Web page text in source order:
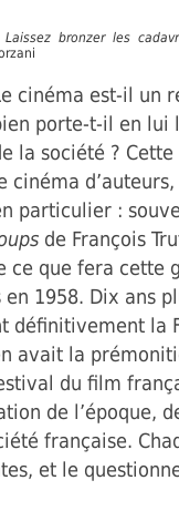
Laissez bronzer les
cinéma est-il un
porte-t-il en lui
la société ?
cinéma
particulier :
de François
ce que fera cette
en 1958. Dix ans
définitivement la
avait la
du film
de l’époque,
française.
et le